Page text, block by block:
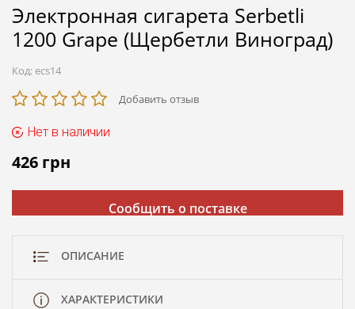
Электронная сигарета Serbetli
1200 Grape (Щербетли Виноград)
Код: ecs14
Добавить отзыв
Нет в наличии
426 грн
Сообщить о поставке
ОПИСАНИЕ
ХАРАКТЕРИСТИКИ